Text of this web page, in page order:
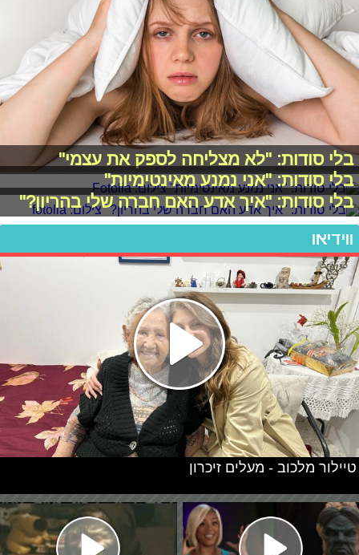
בלי סודות: "לא מצליחה לספק את עצמי"
בלי סודות: "אני נמנע מאינטימיות"
בלי סודות: "איך אדע האם חברה שלי בהריון?"
ווידיאו
טיילור מלכוב - מעלים זיכרון